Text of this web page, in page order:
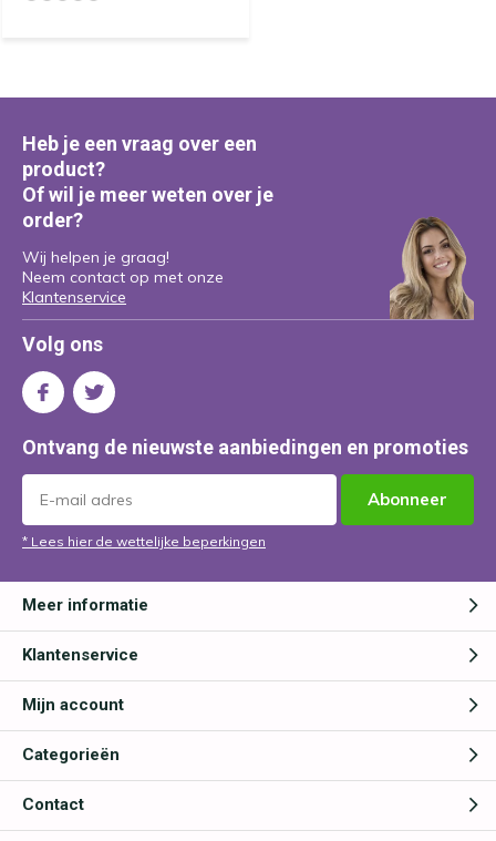
Heb je een vraag over een
product?
Of wil je meer weten over je
order?
Wij helpen je graag!
Neem contact op met onze
Klantenservice
Volg ons
Ontvang de nieuwste aanbiedingen en promoties
Abonneer
* Lees hier de wettelijke beperkingen
Meer informatie
Klantenservice
Mijn account
Categorieën
Contact